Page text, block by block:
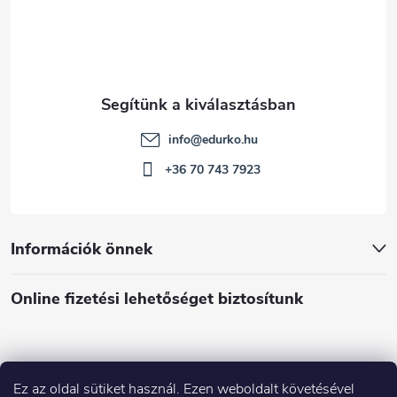
Ez az oldal sütiket használ. Ezen weboldalt követésével
Információk önnek
Online fizetési lehetőséget biztosítunk
info@edurko.hu
+36 70 743 7923